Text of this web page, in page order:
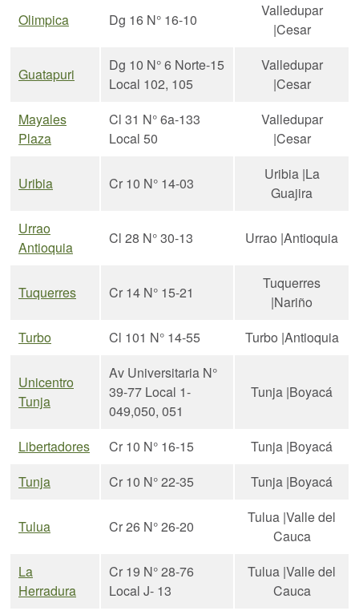
Olimpica Dg 16 N° 16-10
Valledupar
|Cesar
Guatapuri
Dg 10 N° 6 Norte-15
Local 102, 105
Valledupar
|Cesar
Mayales
Plaza
Cl 31 N° 6a-133
Local 50
Valledupar
|Cesar
Uribia Cr 10 N° 14-03
Uribia |La
Guajira
Urrao
Antioquia
Cl 28 N° 30-13 Urrao |Antioquia
Tuquerres Cr 14 N° 15-21
Tuquerres
|Nariño
Turbo
Cl 101 N° 14-55 Turbo |Antioquia
Unicentro
Tunja
Av Universitaria N°
39-77 Local 1-
049,050, 051
Tunja |Boyacá
Libertadores Cr 10 N° 16-15
Tunja |Boyacá
Tunja
Cr 10 N° 22-35 Tunja |Boyacá
Tulua Cr 26 N° 26-20
Tulua |Valle del
Cauca
La
Herradura
Cr 19 N° 28-76
Local J- 13
Tulua |Valle del
Cauca